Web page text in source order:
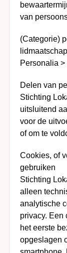
van
(Categorie)
lidmaatschap
Personalia
Delen van
Stichting
uitsluitend
voor de
of om te
Cookies, of
gebruiken
Stichting
alleen
analytische
privacy. Een
het eerste
opgeslagen